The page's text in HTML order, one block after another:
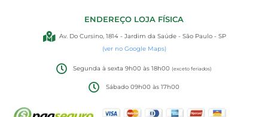
ENDEREÇO LOJA FÍSICA
Av. Do Cursino, 1814 - Jardim da Saúde - São Paulo - SP
(ver no Google Maps)
Segunda à sexta 9h00 às 18h00(exceto feriados)
Sábado 09h00 às 17h00